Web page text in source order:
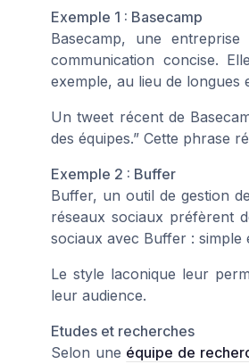
Exemple 1 : Basecamp
Basecamp, une
communication concise.
exemple, au lieu de longues
Un tweet récent de
des équipes.” Cette phrase
Exemple 2 : Buffer
Buffer, un outil de gestion
réseaux sociaux préfèrent
sociaux avec Buffer : simple
Le style laconique leur
leur audience.
Etudes et recherches
Selon une équipe de